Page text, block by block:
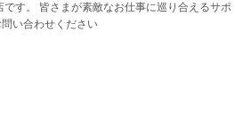
です。 皆さまが素敵なお仕事に巡り合えるサポ
い合わせください